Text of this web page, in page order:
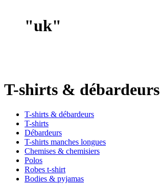
"uk"
T-shirts & débardeurs
T-shirts & débardeurs
T-shirts
Débardeurs
T-shirts manches longues
Chemises & chemisiers
Polos
Robes t-shirt
Bodies & pyjamas